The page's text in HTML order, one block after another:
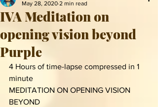
IVA Meditation on
opening vision beyond
Purple
May 28, 2020 2 min read
4 Hours of time-lapse compressed in 1
minute
MEDITATION ON OPENING VISION
BEYOND